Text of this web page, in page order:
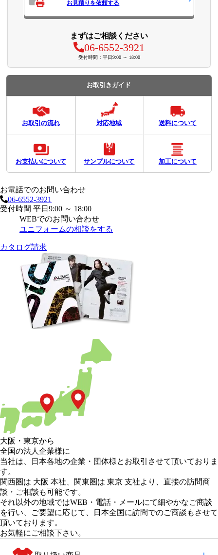
お見積り を依頼する
まずはご相談ください
06-6552-3921
受付時間：平日9:00 ～ 18:00
お取引きガイド
お取引の流れ 対応地域 送料について
お支払いについて サンプルについて 加工について
お電話でのお問い合わせ
06-6552-3921
受付時間 平日9:00 ～ 18:00
WEBでのお問い合わせ
ユニフォームの相談をする
カタログ請求
大阪 ・ 東京から
全国の法人企業様に
当社は、日本各地の企業・団体様とお取引させて頂いておりま
す。
関西圏は 大阪 本社
関東圏は 東京 支社より、直接の訪問商
談・ご相談も可能です。
それ以外の地域ではWEB・電話・メールにて細やかなご商談
を行い、
ご要望に応じて、日本全国に訪問でのご商談もさせて
頂いております。
お気軽にご相談下さい。